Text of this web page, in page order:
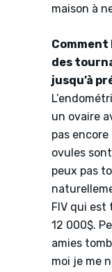
maison à
Comment
des
jusqu’à
un ovaire
pas
ovules
peux pas
FIV qui est
12 000$.
amies
moi je me